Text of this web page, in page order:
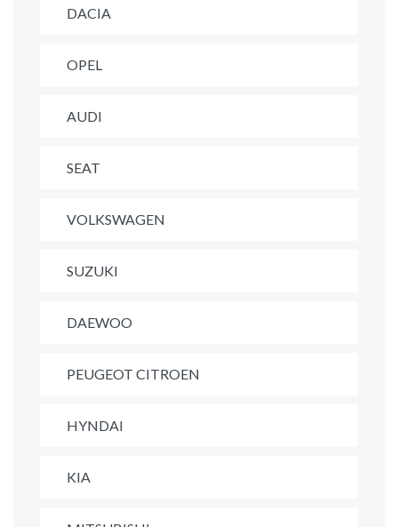
DACIA
OPEL
AUDI
SEAT
VOLKSWAGEN
SUZUKI
DAEWOO
PEUGEOT CITROEN
HYNDAI
KIA